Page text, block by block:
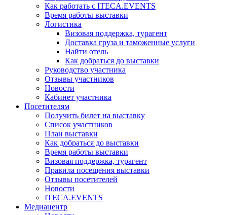
Как работать с ITECA.EVENTS
Время работы выставки
Логистика
Визовая поддержка, турагент
Доставка груза и таможенные услуги
Найти отель
Как добраться до выставки
Руководство участника
Отзывы участников
Новости
Кабинет участника
Посетителям
Получить билет на выставку
Список участников
План выставки
Как добраться до выставки
Время работы выставки
Визовая поддержка, турагент
Правила посещения выставки
Отзывы посетителей
Новости
ITECA.EVENTS
Медиацентр